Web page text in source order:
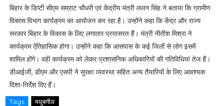
बिहार के डिप्टी सीएम सम्राट चौधरी एवं केंद्रीय मंत्री ललन सिंह ने बताया कि ग्रामीण
विकास विभाग कार्यक्रम का आयोजन कर रहा है। उन्होंने कहा कि केंद्र और राज्य
सरकार बिहार के विकास के लिए लगातार प्रयासरत हैं। मंत्री नीतीश मिश्रा ने
कार्यक्रम ऐतिहासिक होगा। उन्होंने कहा कि आसपास के कई जिलों से लोग इसमें
शामिल होंगे। वही कार्यक्रम को लेकर प्रशासनिक अधिकारियों की गतिविधियां तेज हैं।
डीआईजी, डीएम और एसपी ने सुरक्षा व्यवस्था सहित अन्य तैयारियों के लिए आवश्यक
दिशा-निर्देश दिए हैं।
Tags मधुबनी#